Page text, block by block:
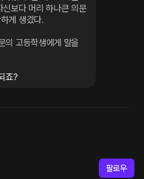
보다 머리 하나큰 의문
게 생겼다.
의 고등학생에게 말을
죠?
팔로우